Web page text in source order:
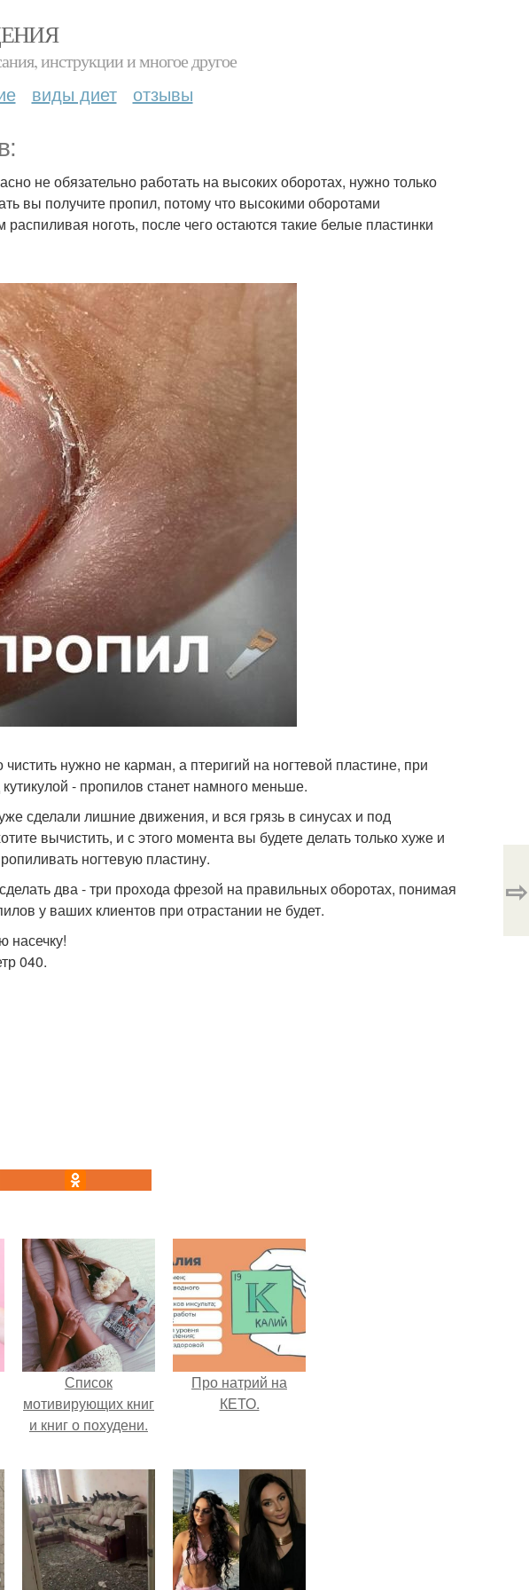
инструкции и многое другое
виды диет отзывы
не обязательно работать на высоких оборотах, нужно только
вы получите пропил, потому что высокими оборотами
ноготь, после чего остаются такие белые пластинки
нужно не карман, а птеригий на ногтевой пластине, при
- пропилов станет намного меньше.
сделали лишние движения, и вся грязь в синусах и под
вычистить, и с этого момента вы будете делать только хуже и
ногтевую пластину.
два - три прохода фрезой на правильных оборотах, понимая
у ваших клиентов при отрастании не будет.
насечку!
040.
⇨
Список
мотивирующих книг
и книг о похудени.
Про натрий на
КЕТО.